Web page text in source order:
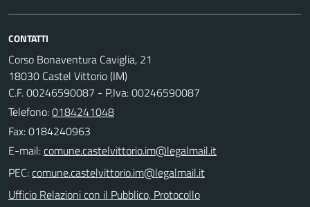
CONTATTI
Corso Bonaventura Caviglia, 21
18030 Castel Vittorio (IM)
C.F. 00246590087 - P.Iva: 00246590087
Telefono:0184241048
Fax: 0184240963
E-mail:
PEC:
Ufficio Relazioni con il Pubblico, Protocollo